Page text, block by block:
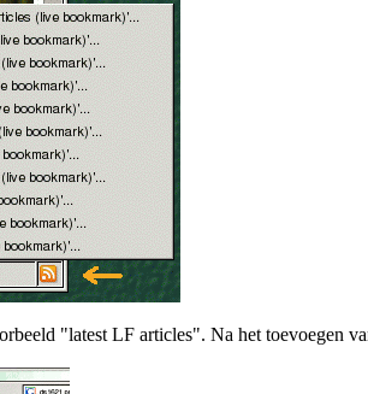
"latest LF articles". Na het toevoegen